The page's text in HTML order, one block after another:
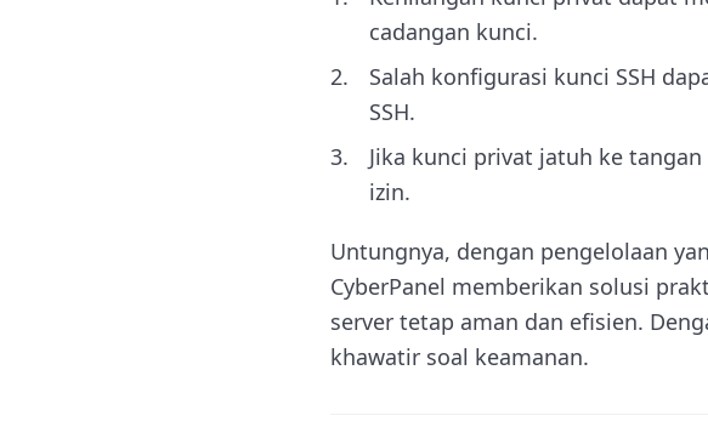
cadangan kunci.
Salah konfigurasi kunci SSH
SSH.
Jika kunci privat jatuh ke
izin.
Untungnya, dengan pengelolaan
CyberPanel memberikan solusi
server tetap aman dan efisien.
khawatir soal keamanan.